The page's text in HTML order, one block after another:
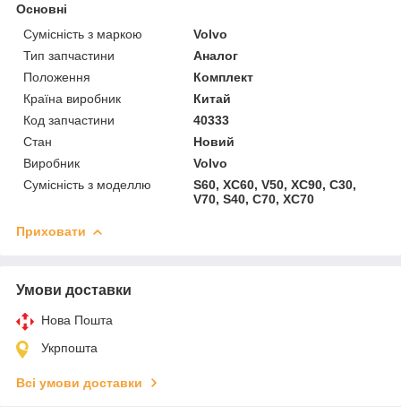
Основні
Сумісність з маркою
Volvo
Тип запчастини
Аналог
Положення
Комплект
Країна виробник
Китай
Код запчастини
40333
Стан
Новий
Виробник
Volvo
Сумісність з моделлю
S60, XC60, V50, XC90, C30,
V70, S40, C70, XC70
Приховати
Умови доставки
Нова Пошта
Укрпошта
Всі умови доставки